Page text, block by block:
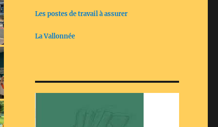
Les postes de travail à assurer
La Vallonnée